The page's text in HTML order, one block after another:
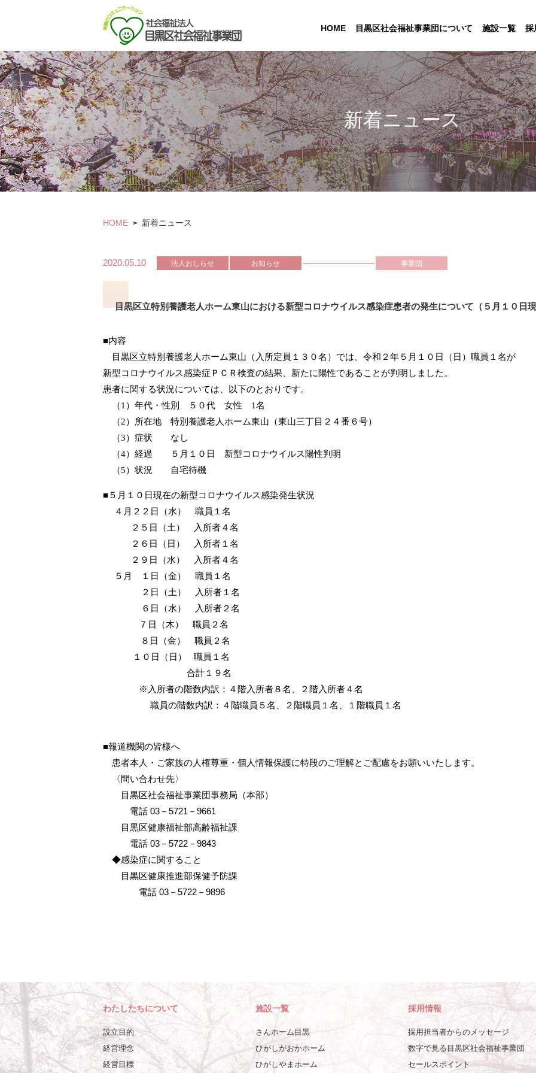
HOME 目黒区社会福祉事業団について 施設一覧 採
新着ニュース
HOME > 新着ニュース
2020.05.10 法人おしらせ お知らせ 事業団
目黒区立特別養護老人ホーム東山における新型コロナウイルス感染症患者の発生について（５月１０日
■内容
目黒区立特別養護老人ホーム東山（入所定員１３０名）では、令和２年５月１０日（日）職員１名が
新型コロナウイルス感染症ＰＣＲ検査の結果、新たに陽性であることが判明しました。
患者に関する状況については、以下のとおりです。
（1 ）年代・性別 ５０代 女性 1名
（2）所在地 特別養護老人ホーム東山（東山三丁目２４番６号）
（3）症状 なし
（4）経過 ５月１０日 新型コロナウイルス陽性判明
（5）状況 自宅待機
■５月１０日現在の新型コロナウイルス感染発生状況
４月２２日（水） 職員１名
２５日（土） 入所者４名
２６日（日） 入所者１名
２９日（水） 入所者４名
５月 １日（金） 職員１名
２日（土） 入所者１名
６日（水） 入所者２名
７ 日（木） 職員２名
８日（金） 職員２名
１０日（日） 職員１名
合計１９名
※入所者の階数内訳：４階入所者８名、２階入所者４名
職員の階数内訳：４階職員５名、２階職員１名、１階職員１名
■報道機関の皆様へ
患者本人・ご家族の人権尊重・個人情報保護に特段のご理解とご配慮をお願いいたします。
〈問い合わせ先〉
目黒区社会福祉事業団事務局（本部）
電話 03 － 5721 － 9661
目黒区健康福祉部高齢福祉課
電話 03 － 5722 － 9843
◆感染症に関すること
目黒区健康推進部保健予防課
電話 03 － 5722 － 9896
わたしたちについて
設立目的
経営理念
経営目標
施設一覧
さんホーム目黒
ひがしがおかホーム
ひがしやまホーム
採用情報
採用担当者からのメッセージ
数字で見る目黒区社会福祉事業団
セールスポイント